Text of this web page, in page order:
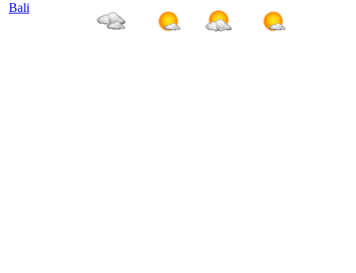
Bali